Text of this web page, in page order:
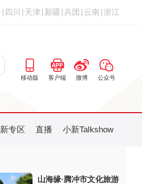
四川 天津 新疆 兵团 云南 浙江
移动版 客户端 微博 公众号
专区 直播 小新Talkshow
山海缘·腾冲市文化旅游